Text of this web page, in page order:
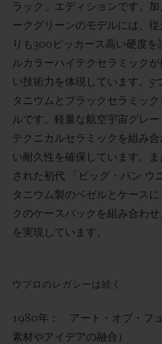
ラック」エディションです。
ークグリーンのモデルには、
りも300ビッカース高い硬度を
ルカラーハイテクセラミック
い技術力を体現しています。5
タニウムとブラックセラミッ
ルです。軽量な航空宇宙グレ
テクニカルセラミックを組み
い耐久性を確保しています。
された初代 「ビッグ・バン ウ
タニウム製のベゼルとケース
クのケースバックを組み合わ
を実現しています。
ウブロのレガシーは続く
1980年： アート・オブ・フ
素材やアイデアの融合）